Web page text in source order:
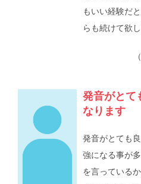
もいい経験だ
らも続けて欲し
発音がとて
なります
発音がとても
強になる事が
を言っている